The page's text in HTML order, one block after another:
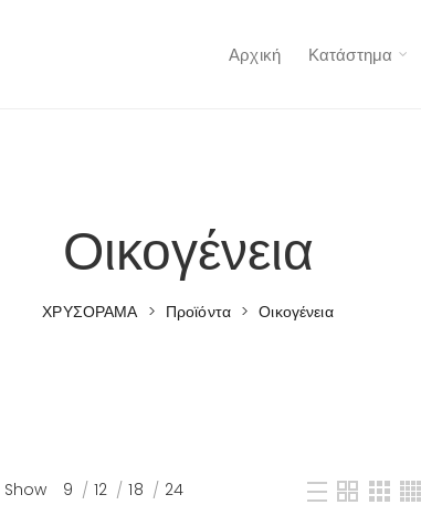
Αρχική Κατάστημα
Οικογένεια
ΧΡΥΣΟΡΑΜΑ > Προϊόντα > Οικογένεια
Show 9 12 18 24